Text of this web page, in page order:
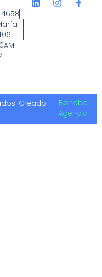
4658
-
Creado
Bonobo
Agencia